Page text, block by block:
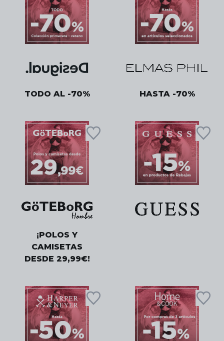
TODO AL -70% HASTA -70%
¡POLOS Y
CAMISETAS
DESDE 29,99€!